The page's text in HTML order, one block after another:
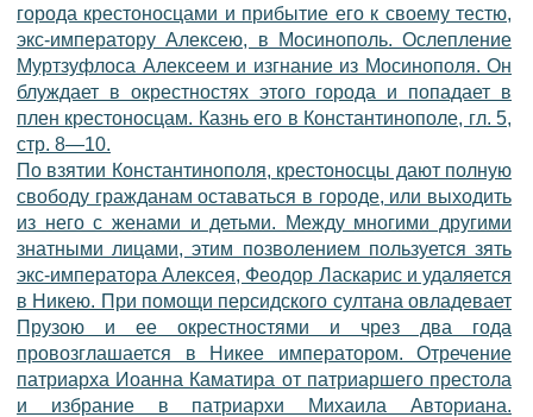
города крестоносцами и прибытие его к своему тестю,
экс-императору Алексею, в Мосинополь. Ослепление
Муртзуфлоса Алексеем и изгнание из Мосинополя. Он
блуждает в окрестностях этого города и попадает в
плен крестоносцам. Казнь его в Константинополе, гл. 5,
стр. 8—10.
По взятии Константинополя, крестоносцы дают полную
свободу гражданам оставаться в городе, или выходить
из него с женами и детьми. Между многими другими
знатными лицами, этим позволением пользуется зять
экс-императора Алексея, Феодор Ласкарис и удаляется
в Никею. При помощи персидского султана овладевает
Прузою и ее окрестностями и чрез два года
провозглашается в Никее императором. Отречение
патриарха Иоанна Каматира от патриаршего престола
и избрание в патриархи Михаила Авториана.